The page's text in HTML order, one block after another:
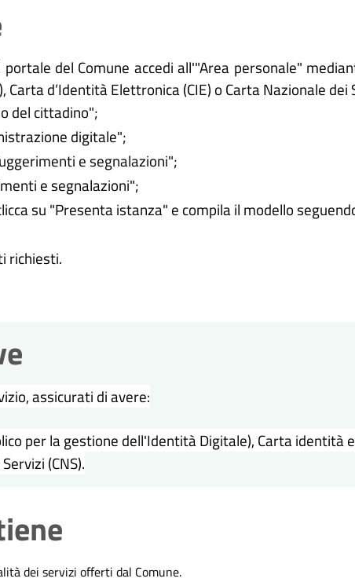
del Comune accedi all'"Area personale"
Carta d’Identità Elettronica (CIE) o Carta Nazionale dei
del cittadino";
digitale";
e segnalazioni";
e segnalazioni";
su "Presenta istanza" e compila il modello
richiesti.
assicurati di avere:
per la gestione dell'Identità Digitale), Carta identità
(CNS).
dei servizi offerti dal Comune.